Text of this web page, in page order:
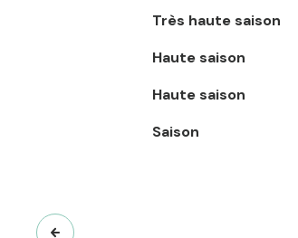
Très haute saison
Haute saison
Haute saison
Saison